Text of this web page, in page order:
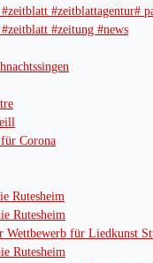
#zeitblattagentur#
#zeitung #news
Corona
Rutesheim
Rutesheim
Wettbewerb für Liedkunst
Rutesheim